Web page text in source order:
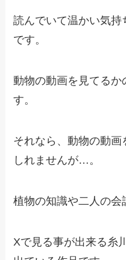
読んでいて温かい気
です。
動物の動画を見てる
す。
それなら、動物の動画
しれませんが…。
植物の知識や二人の会
Xで見る事が出来る糸